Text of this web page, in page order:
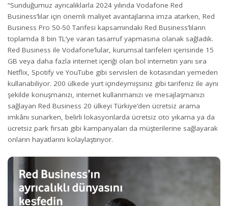
“Sunduğumuz ayrıcalıklarla 2024 yılında Vodafone Red
Business’lılar için önemli maliyet avantajlarına imza atarken, Red
Business Pro 50-50 Tarifesi kapsamındaki Red Business’lıların
toplamda 8 bin TL’ye varan tasarruf yapmasına olanak sağladık.
Red Business ile Vodafone’lular, kurumsal tarifeleri içerisinde 15
GB veya daha fazla internet içeriği olan bol internetin yanı sıra
Netflix, Spotify ve YouTube gibi servisleri de kotasından yemeden
kullanabiliyor. 200 ülkede yurt içindeymişsiniz gibi tarifeniz ile aynı
şekilde konuşmanızı, internet kullanmanızı ve mesajlaşmanızı
sağlayan Red Business 20 ülkeyi Türkiye’den ücretsiz arama
imkânı sunarken, belirli lokasyonlarda ücretsiz oto yıkama ya da
ücretsiz park fırsatı gibi kampanyaları da müşterilerine sağlayarak
onların hayatlarını kolaylaştırıyor.